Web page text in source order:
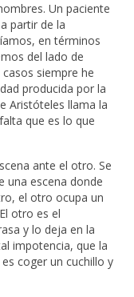
Un paciente
partir de la
en términos
del lado de
siempre he
producida por la
Aristóteles llama la
que es lo que
ante el otro. Se
una escena donde
el otro ocupa un
otro es el
y lo deja en la
impotencia, que la
coger un cuchillo y